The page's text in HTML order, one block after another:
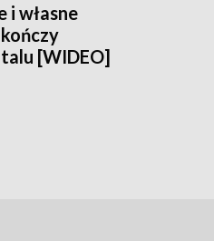
i własne
[WIDEO]